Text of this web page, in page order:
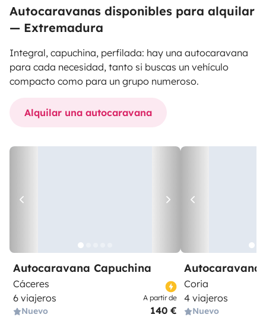
Autocaravanas disponibles para alquilar
— Extremadura
Integral, capuchina, perfilada: hay una autocaravana
para cada necesidad, tanto si buscas un vehículo
compacto como para un grupo numeroso.
Alquilar una autocaravana
Autocaravana Capuchina
Cáceres
6 viajeros
Nuevo
A partir de
140 €
Autocaravana
Coria
4 viajeros
Nuevo